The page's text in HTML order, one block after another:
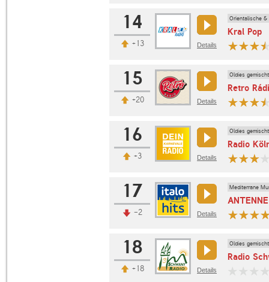
14
+13 Details
Orientalische
Kral Pop
15
+20 Details
Oldies gemischt
Retro
16
+3 Details
Oldies gemischt
Radio
17
-2 Details
Mediterrane
18
+18 Details
Oldies gemischt
Radio